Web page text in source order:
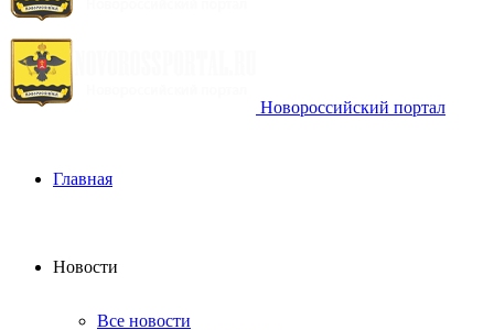
Новороссийский портал
Главная
Новости
Все новости